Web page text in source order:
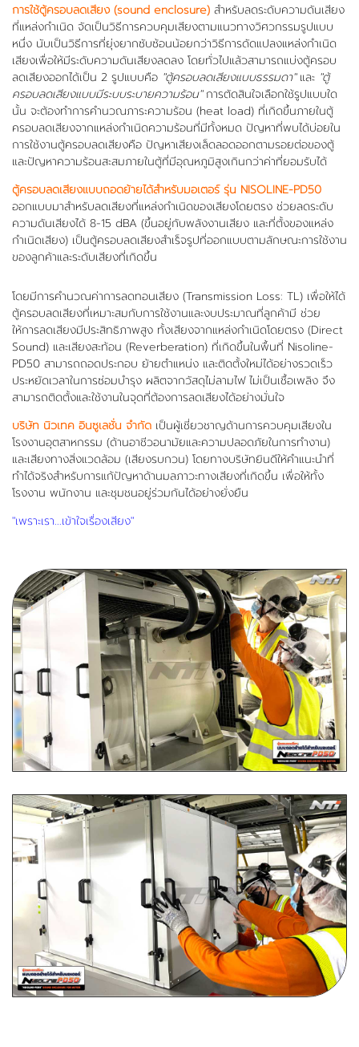
การใช้ตู้ครอบลดเสียง (sound enclosure) สำหรับลดระดับความดันเสียง
ที่แหล่งกำเนิด จัดเป็นวิธีการควบคุมเสียงตามแนวทางวิศวกรรมรูปแบบ
หนึ่ง นับเป็นวิธีการที่ยุ่งยากซับซ้อนน้อยกว่าวิธีการดัดแปลงแหล่งกำเนิด
เสียงเพื่อให้มีระดับความดันเสียงลดลง โดยทั่วไปแล้วสามารถแบ่งตู้ครอบ
ลดเสียงออกได้เป็น 2 รูปแบบคือ "ตู้ครอบลดเสียงแบบธรรมดา"และ "ตู้
ครอบลดเสียงแบบมีระบบระบายความร้อน"การตัดสินใจเลือกใช้รูปแบบใด
นั้น จะต้องทำการคำนวณภาระความร้อน (heat load) ที่เกิดขึ้นภายในตู้
ครอบลดเสียงจากแหล่งกำเนิดความร้อนที่มีทั้งหมด ปัญหาที่พบได้บ่อยใน
การใช้งานตู้ครอบลดเสียงคือ ปัญหาเสียงเล็ดลอดออกตามรอยต่อของตู้
และปัญหาความร้อนสะสมภายในตู้ที่มีอุณหภูมิสูงเกินกว่าค่าที่ยอมรับได้
ตู้ครอบลดเสียงแบบถอดย้ายได้สำหรับมอเตอร์ รุ่น NISOLINE-PD50
ออกแบบมาสำหรับลดเสียงที่แหล่งกำเนิดของเสียงโดยตรง ช่วยลดระดับ
ความดันเสียงได้ 8-15 dBA (ขึ้นอยู่กับพลังงานเสียง และที่ตั้งของแหล่ง
กำเนิดเสียง) เป็นตู้ครอบลดเสียงสำเร็จรูปที่ออกแบบตามลักษณะการใช้งาน
ของลูกค้าและระดับเสียงที่เกิดขึ้น
โดยมีการคำนวณค่าการลดทอนเสียง (Transmission Loss: TL) เพื่อให้ได้
ตู้ครอบลดเสียงที่เหมาะสมกับการใช้งานและงบประมาณที่ลูกค้ามี ช่วย
ให้การลดเสียงมีประสิทธิภาพสูง ทั้งเสียงจากแหล่งกำเนิดโดยตรง (Direct
Sound) และเสียงสะท้อน (Reverberation) ที่เกิดขึ้นในพื้นที่ Nisoline-
PD50 สามารถถอดประกอบ ย้ายตำแหน่ง และติดตั้งใหม่ได้อย่างรวดเร็ว
ประหยัดเวลาในการซ่อมบำรุง ผลิตจากวัสดุไม่ลามไฟ ไม่เป็นเชื้อเพลิง จึง
สามารถติดตั้งและใช้งานในจุดที่ต้องการลดเสียงได้อย่างมั่นใจ
บริษัท นิวเทค อินซูเลชั่น จำกัด เป็นผู้เชี่ยวชาญด้านการควบคุมเสียงใน
โรงงานอุตสาหกรรม (ด้านอาชีวอนามัยและความปลอดภัยในการทำงาน)
และเสียงทางสิ่งแวดล้อม (เสียงรบกวน) โดยทางบริษัทยินดีให้คำแนะนำที่
ทำได้จริงสำหรับการแก้ปัญหาด้านมลภาวะทางเสียงที่เกิดขึ้น เพื่อให้ทั้ง
โรงงาน พนักงาน และชุมชนอยู่ร่วมกันได้อย่างยั่งยืน
"เพราะเรา...เข้าใจเรื่องเสียง"